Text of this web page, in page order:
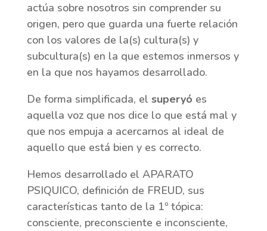
actúa sobre nosotros sin comprender su
origen, pero que guarda una fuerte relación
con los valores de la(s) cultura(s) y
subcultura(s) en la que estemos inmersos y
en la que nos hayamos desarrollado.
De forma simplificada, el superyó es
aquella voz que nos dice lo que está mal y
que nos empuja a acercarnos al ideal de
aquello que está bien y es correcto.
Hemos desarrollado el APARATO
PSIQUICO, definición de FREUD, sus
características tanto de la 1º tópica:
consciente, preconsciente e inconsciente,